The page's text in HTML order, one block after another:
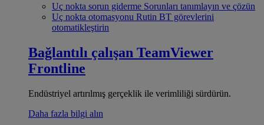
Uç nokta sorun giderme Sorunları tanımlayın ve çözün
Uç nokta otomasyonu Rutin BT görevlerini
otomatikleştirin
Bağlantılı çalışan TeamViewer
Frontline
Endüstriyel artırılmış gerçeklik ile verimliliği sürdürün.
Daha fazla bilgi alın